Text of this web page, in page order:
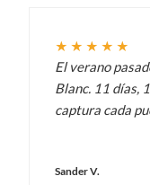
★★★★★
El verano
Blanc. 11 días,
captura cada
Sander V.